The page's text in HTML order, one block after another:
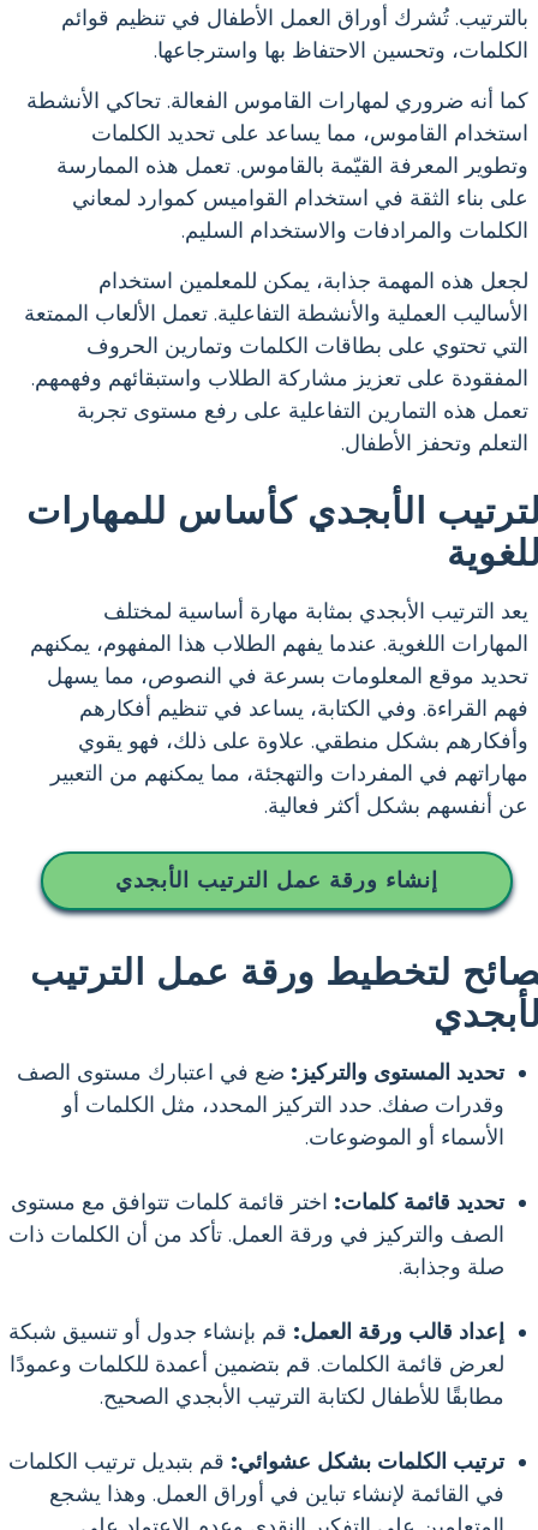
بالترتيب. تُشرك أوراق العمل الأطفال في تنظيم قوائم
الكلمات، وتحسين الاحتفاظ بها واسترجاعها.
كما أنه ضروري لمهارات القاموس الفعالة. تحاكي الأنشطة
استخدام القاموس، مما يساعد على تحديد الكلمات
وتطوير المعرفة القيّمة بالقاموس. تعمل هذه الممارسة
على بناء الثقة في استخدام القواميس كموارد لمعاني
الكلمات والمرادفات والاستخدام السليم.
لجعل هذه المهمة جذابة، يمكن للمعلمين استخدام
الأساليب العملية والأنشطة التفاعلية. تعمل الألعاب الممتعة
التي تحتوي على بطاقات الكلمات وتمارين الحروف
المفقودة على تعزيز مشاركة الطلاب واستبقائهم وفهمهم.
تعمل هذه التمارين التفاعلية على رفع مستوى تجربة
التعلم وتحفز الأطفال.
الأبجدي كأساس للمهارات
يعد الترتيب الأبجدي بمثابة مهارة أساسية لمختلف
المهارات اللغوية. عندما يفهم الطلاب هذا المفهوم، يمكنهم
تحديد موقع المعلومات بسرعة في النصوص، مما يسهل
فهم القراءة. وفي الكتابة، يساعد في تنظيم أفكارهم
وأفكارهم بشكل منطقي. علاوة على ذلك، فهو يقوي
مهاراتهم في المفردات والتهجئة، مما يمكنهم من التعبير
عن أنفسهم بشكل أكثر فعالية.
إنشاء ورقة عمل الترتيب الأبجدي
لتخطيط ورقة عمل الترتيب
تحديد المستوى والتركيز: ضع في اعتبارك مستوى الصف
وقدرات صفك. حدد التركيز المحدد، مثل الكلمات أو
الأسماء أو الموضوعات.
تحديد قائمة كلمات: اختر قائمة كلمات تتوافق مع مستوى
الصف والتركيز في ورقة العمل. تأكد من أن الكلمات ذات
صلة وجذابة.
إعداد قالب ورقة العمل: قم بإنشاء جدول أو تنسيق شبكة
لعرض قائمة الكلمات. قم بتضمين أعمدة للكلمات وعمودًا
مطابقًا للأطفال لكتابة الترتيب الأبجدي الصحيح.
ترتيب الكلمات بشكل عشوائي: قم بتبديل ترتيب الكلمات
في القائمة لإنشاء تباين في أوراق العمل. وهذا يشجع